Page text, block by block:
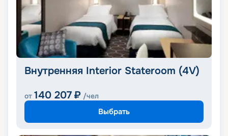
Внутренняя Interior Stateroom (4V)
от 140 207 ₽ /чел
Выбрать